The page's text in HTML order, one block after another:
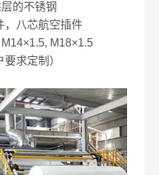
的不锈钢
，八芯航空插件
M18×1.5
求定制）